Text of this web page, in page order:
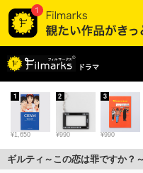
ドラマ
¥1,650
1
¥990
2
¥990
3
ギルティ～この恋は罪ですか？